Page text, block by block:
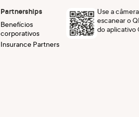
Partnerships
Benefícios
corporativos
Insurance Partners
Use a
escanear o
do aplicativo